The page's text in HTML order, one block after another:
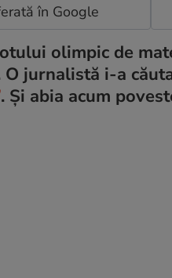
în Google
olimpic de
jurnalistă i-a
. Și abia acum